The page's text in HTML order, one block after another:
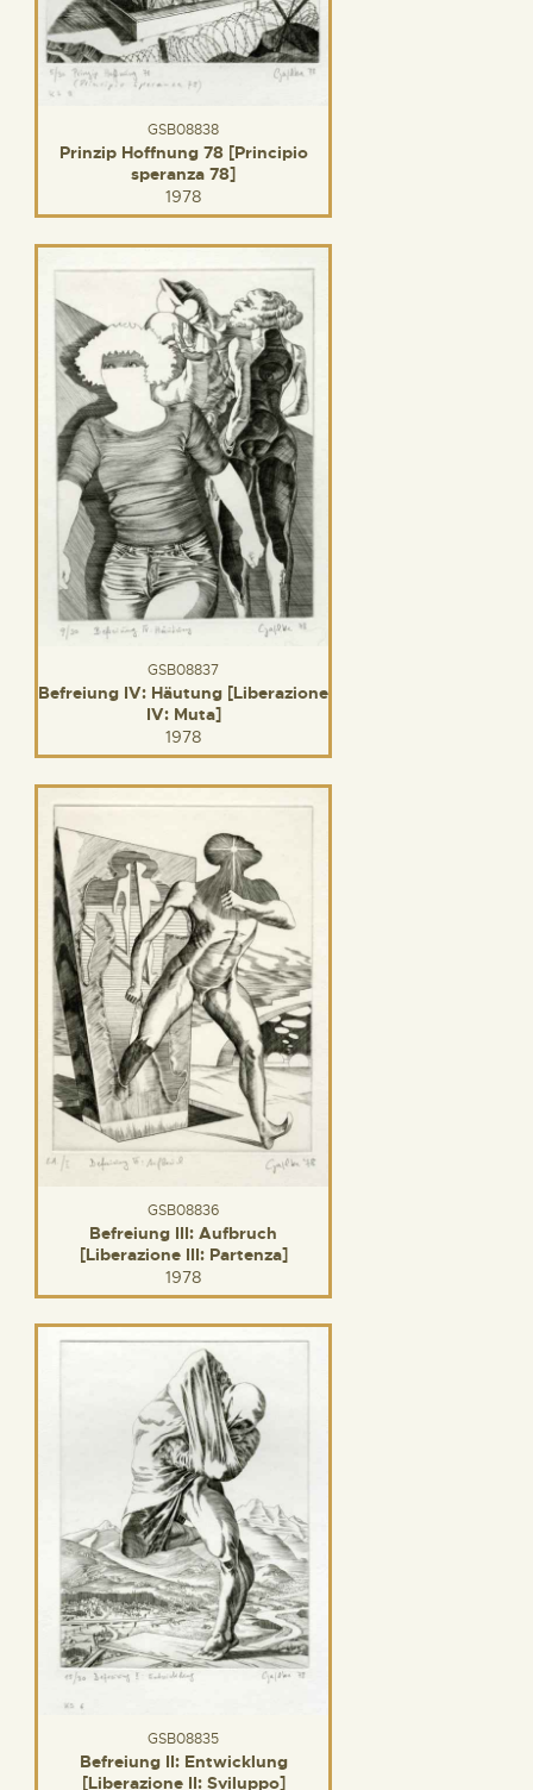
GSB08838
Prinzip Hoffnung 78 [Principio
speranza 78]
1978
GSB08837
Befreiung IV: Häutung [Liberazione
IV: Muta]
1978
GSB08836
Befreiung III: Aufbruch
[Liberazione III: Partenza]
1978
GSB08835
Befreiung II: Entwicklung
[Liberazione II: Sviluppo]